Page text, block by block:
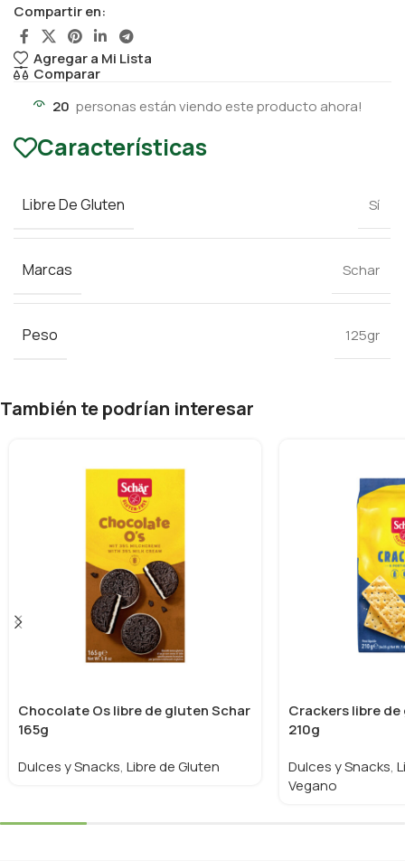
Compartir en:
Agregar a Mi Lista
Comparar
20 personas están viendo este producto ahora!
Características
Libre De Gluten Sí
Marcas Schar
Peso 125gr
También te podrían interesar
Chocolate Os libre de gluten Schar
165g
Dulces y Snacks, Libre de Gluten
Crackers libre
210g
Dulces y Snacks,
Vegano